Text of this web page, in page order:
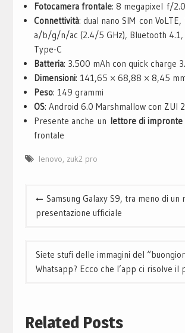
Fotocamera frontale: 8 megapixel f/2.0
Connettività: dual nano SIM con
a/​​b/g/n/ac (2.4/5 GHz), Bluetooth 4.1,
Type-C
Batteria: 3.500 mAh con quick charge
Dimensioni: 141,65 × 68,88 × 8,45
Peso: 149 grammi
OS: Android 6.0 Marshmallow con ZUI
Presente anche un lettore di impronte
frontale
lenovo, zuk2 pro
Navigazione
articoli
Samsung Galaxy S9, tra meno di un
presentazione ufficiale
Siete stufi delle immagini del
Whatsapp? Ecco che l’app ci risolve il
Related Posts